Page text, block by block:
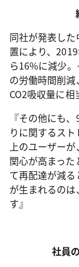
同社が発表し
置により、
ら16%に減少
の労働時間削
CO2吸収量に相
『その他にも
りに関するス
上のユーザー
関心が高まっ
て再配達が減
が生まれるの
す』
社員